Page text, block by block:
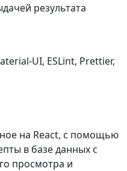
результата
UI, ESLint, Prettier,
на React, с помощью
в базе данных с
просмотра и